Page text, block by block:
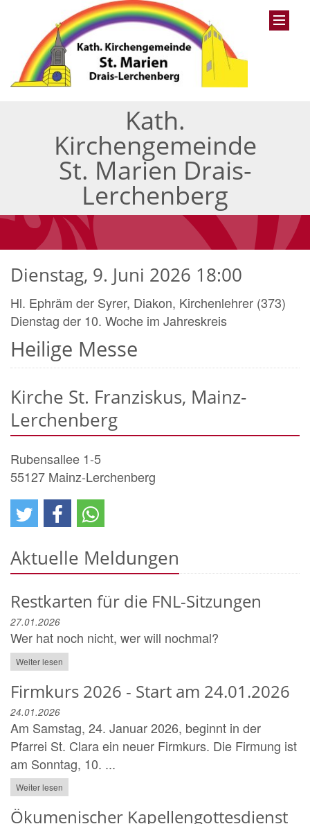
Kath.
Kirchengemeinde
St. Marien Drais-
Lerchenberg
Heilige Messe
Dienstag, 9. Juni 2026 18:00
Hl. Ephräm der Syrer, Diakon, Kirchenlehrer (373)
Dienstag der 10. Woche im Jahreskreis
Kirche St. Franziskus, Mainz-
Lerchenberg
Rubensallee 1-5
55127 Mainz-Lerchenberg
Aktuelle Meldungen
Restkarten für die FNL-Sitzungen
27.01.2026
Wer hat noch nicht, wer will nochmal?
Weiter lesen
Firmkurs 2026 - Start am 24.01.2026
24.01.2026
Am Samstag, 24. Januar 2026, beginnt in der
Pfarrei St. Clara ein neuer Firmkurs. Die Firmung ist
am Sonntag, 10. ...
Weiter lesen
Ökumenischer Kapellengottesdienst